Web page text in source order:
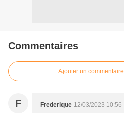
Commentaires
Ajouter un commentaire
F Frederique 12/03/2023 10:56